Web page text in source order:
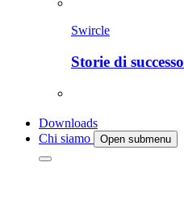
Swircle
Storie di successo
Downloads
Chi siamo
Open submenu